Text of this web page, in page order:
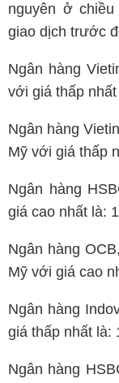
nguyên ở
giao dịch trước
Ngân hàng
với giá thấp
Ngân hàng
Mỹ với giá thấp
Ngân hàng
giá cao nhất là:
Ngân hàng
Mỹ với giá cao
Ngân hàng
giá thấp nhất là:
Ngân hàng